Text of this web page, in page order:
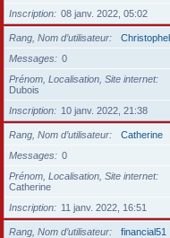
Inscription
08 janv. 2022, 05:02
Rang, Nom d’utilisateur
Messages
0
Prénom, Localisation, Site internet
Dubois
Inscription
10 janv. 2022, 21:38
Rang, Nom d’utilisateur
Catherine
Messages
0
Prénom, Localisation, Site internet
Catherine
Inscription
11 janv. 2022, 16:51
Rang, Nom d’utilisateur
financial51